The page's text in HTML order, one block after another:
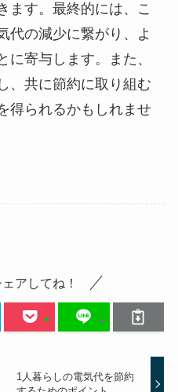
ます。最終的には、こ
代の減少に繋がり、よ
に寄与します。また、
、共に節約に取り組む
得られるかもしれませ
アしてね！
1人暮らしの電気代を節約